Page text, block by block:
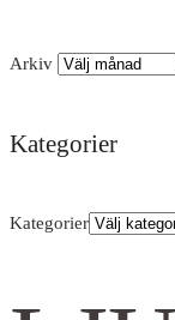
Arkiv
Kategorier
Kategorier